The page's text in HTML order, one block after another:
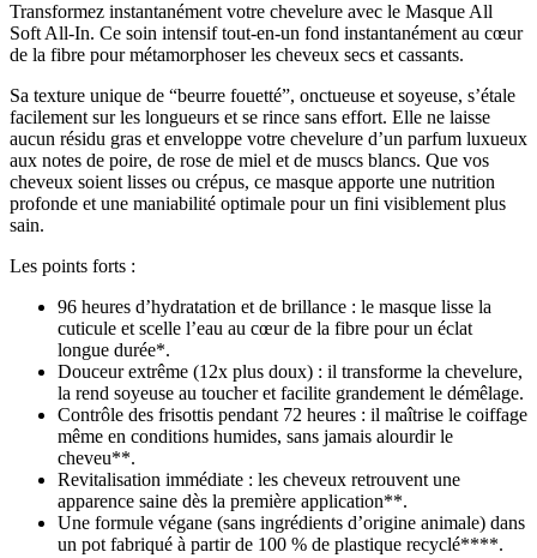
Transformez instantanément votre chevelure avec le Masque All
Soft All-In. Ce soin intensif tout-en-un fond instantanément au cœur
de la fibre pour métamorphoser les cheveux secs et cassants.
Sa texture unique de “beurre fouetté”, onctueuse et soyeuse, s’étale
facilement sur les longueurs et se rince sans effort. Elle ne laisse
aucun résidu gras et enveloppe votre chevelure d’un parfum luxueux
aux notes de poire, de rose de miel et de muscs blancs. Que vos
cheveux soient lisses ou crépus, ce masque apporte une nutrition
profonde et une maniabilité optimale pour un fini visiblement plus
sain.
Les points forts :
96 heures d’hydratation et de brillance : le masque lisse la
cuticule et scelle l’eau au cœur de la fibre pour un éclat
longue durée*.
Douceur extrême (12x plus doux) : il transforme la chevelure,
la rend soyeuse au toucher et facilite grandement le démêlage.
Contrôle des frisottis pendant 72 heures : il maîtrise le coiffage
même en conditions humides, sans jamais alourdir le
cheveu**.
Revitalisation immédiate : les cheveux retrouvent une
apparence saine dès la première application**.
Une formule végane (sans ingrédients d’origine animale) dans
un pot fabriqué à partir de 100 % de plastique recyclé****.